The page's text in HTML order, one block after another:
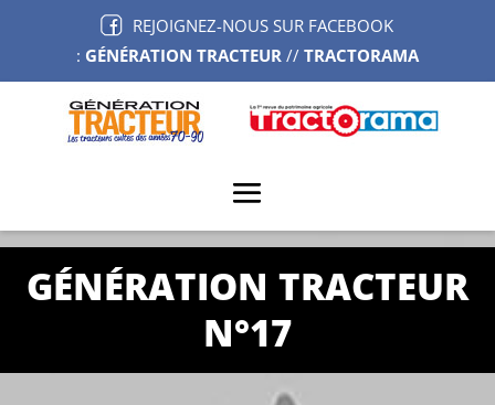
REJOIGNEZ-NOUS SUR FACEBOOK
: GÉNÉRATION TRACTEUR// TRACTORAMA
GÉNÉRATION TRACTEUR
N°17